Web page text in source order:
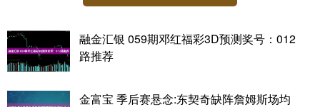
融金汇银 059期邓红福彩3D预测奖号：012
路推荐
金富宝 季后赛悬念:东契奇缺阵詹姆斯场均